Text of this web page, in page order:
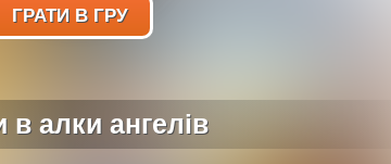
ГРАТИ В ГРУ
в алки ангелів